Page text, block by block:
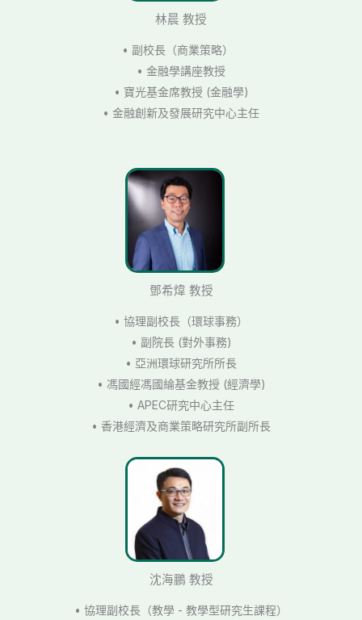
林晨 教授
• 副校長（商業策略）
• 金融學講座教授
• 寶光基金席教授 (金融學)
• 金融創新及發展研究中心主任
鄧希煒 教授
• 協理副校長（環球事務）
• 副院長 (對外事務)
• 亞洲環球研究所所長
• 馮國經馮國綸基金教授 (經濟學)
• APEC研究中心主任
• 香港經濟及商業策略研究所副所長
沈海鵬 教授
• 協理副校長（教學 - 教學型研究生課程）